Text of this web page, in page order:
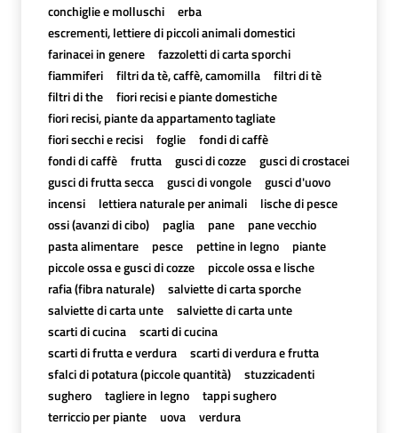
conchiglie e molluschi
erba
escrementi, lettiere di piccoli animali domestici
farinacei in genere
fazzoletti di carta sporchi
fiammiferi
filtri da tè, caffè, camomilla
filtri di tè
filtri di the
fiori recisi e piante domestiche
fiori recisi, piante da appartamento tagliate
fiori secchi e recisi
foglie
fondi di caffè
fondi di caffè
frutta gusci di cozze
gusci di crostacei
gusci di frutta secca
gusci di vongole
gusci d'uovo
incensi
lettiera naturale per animali
lische di pesce
ossi (avanzi di cibo)
paglia pane
pane vecchio
pasta alimentare
pesce pettine in legno
piante
piccole ossa e gusci di cozze
piccole ossa e lische
rafia (fibra naturale)
salviette di carta sporche
salviette di carta unte
salviette di carta unte
scarti di cucina
scarti di cucina
scarti di frutta e verdura
scarti di verdura e frutta
sfalci di potatura (piccole quantità)
stuzzicadenti
sughero
tagliere in legno
tappi sughero
terriccio per piante
uova verdura